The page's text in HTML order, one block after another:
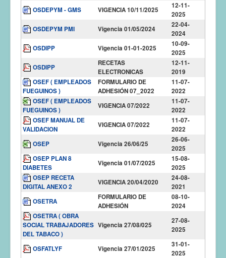
OSDEPYM - GMS VIGENCIA 10/11/2025
12-11-
2025
OSDEPYM PMI
Vigencia 01/05/2024
22-04-
2024
OSDIPP
Vigencia 01-01-2025
10-09-
2025
OSDIPP
RECETAS
ELECTRONICAS
12-11-
2019
OSEF ( EMPLEADOS
FUEGUINOS )
FORMULARIO DE
ADHESIÓN 07_2022
11-07-
2022
OSEF ( EMPLEADOS
FUEGUINOS )
VIGENCIA 07/2022
11-07-
2022
OSEF MANUAL DE
VALIDACION
VIGENCIA 07/2022
11-07-
2022
OSEP
Vigencia 26/06/25
26-06-
2025
OSEP PLAN 8
DIABETES
Vigencia 01/07/2025
15-08-
2025
OSEP RECETA
DIGITAL ANEXO 2
VIGENCIA 20/04/2020
24-08-
2021
OSETRA
FORMULARIO DE
ADHESIÓN
08-10-
2024
OSETRA ( OBRA
SOCIAL TRABAJADORES
DEL TABACO )
Vigencia 27/08/025
27-08-
2025
OSFATLYF Vigencia 27/01/2025
31-01-
2025